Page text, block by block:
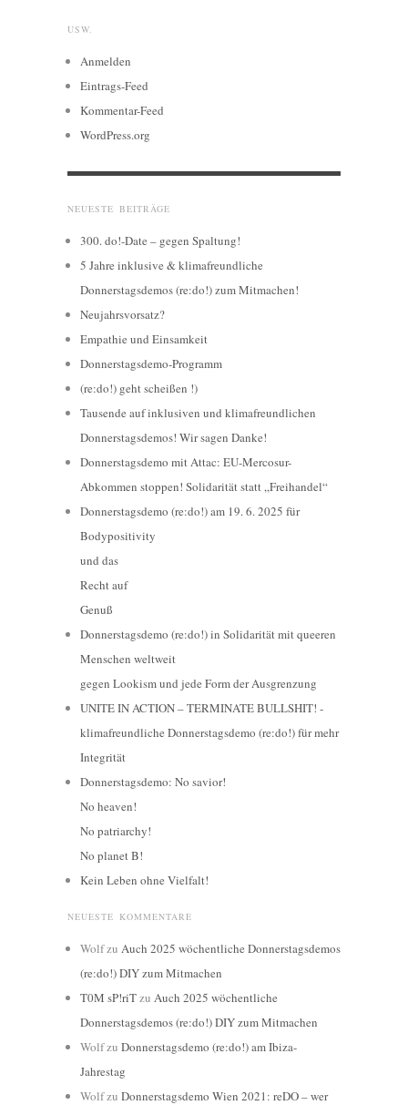
USW.
Anmelden
Eintrags-Feed
Kommentar-Feed
WordPress.org
NEUESTE BEITRÄGE
300. do!-Date – gegen Spaltung!
5 Jahre inklusive & klimafreundliche
Donnerstagsdemos (re:do!) zum Mitmachen!
Neujahrsvorsatz?
Empathie und Einsamkeit
Donnerstagsdemo-Programm
(re:do!) geht scheißen !)
Tausende auf inklusiven und klimafreundlichen
Donnerstagsdemos! Wir sagen Danke!
Donnerstagsdemo mit Attac: EU-Mercosur-
Abkommen stoppen! Solidarität statt „Freihandel“
Donnerstagsdemo (re:do!) am 19. 6. 2025 für
Bodypositivity
und das
Recht auf
Genuß
Donnerstagsdemo (re:do!) in Solidarität mit queeren
Menschen weltweit
gegen Lookism und jede Form der Ausgrenzung
UNITE IN ACTION – TERMINATE BULLSHIT! -
klimafreundliche Donnerstagsdemo (re:do!) für mehr
Integrität
Donnerstagsdemo: No savior!
No heaven!
No patriarchy!
No planet B!
Kein Leben ohne Vielfalt!
NEUESTE KOMMENTARE
Wolfzu Auch 2025 wöchentliche Donnerstagsdemos
(re:do!) DIY zum Mitmachen
T0M sP!riTzu Auch 2025 wöchentliche
Donnerstagsdemos (re:do!) DIY zum Mitmachen
Wolfzu Donnerstagsdemo (re:do!) am Ibiza-
Jahrestag
Wolfzu Donnerstagsdemo Wien 2021: reDO – wer